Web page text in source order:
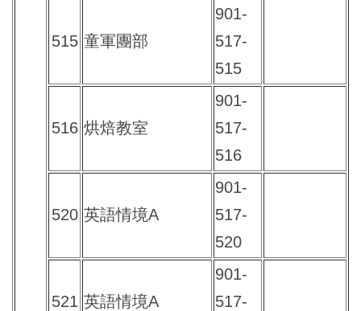
515 童軍團部
901-
517-
515
516 烘焙教室
901-
517-
516
520 英語情境A
901-
517-
520
521 英語情境A
901-
517-